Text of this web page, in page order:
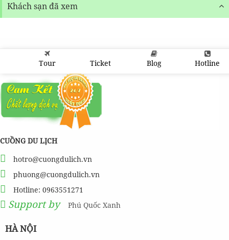
Khách sạn đã xem
Tour Ticket Blog Hotline
CUỒNG DU LỊCH
hotro@cuongdulich.vn
phuong@cuongdulich.vn
Hotline: 0963551271
Support by Phú Quốc Xanh
HÀ NỘI